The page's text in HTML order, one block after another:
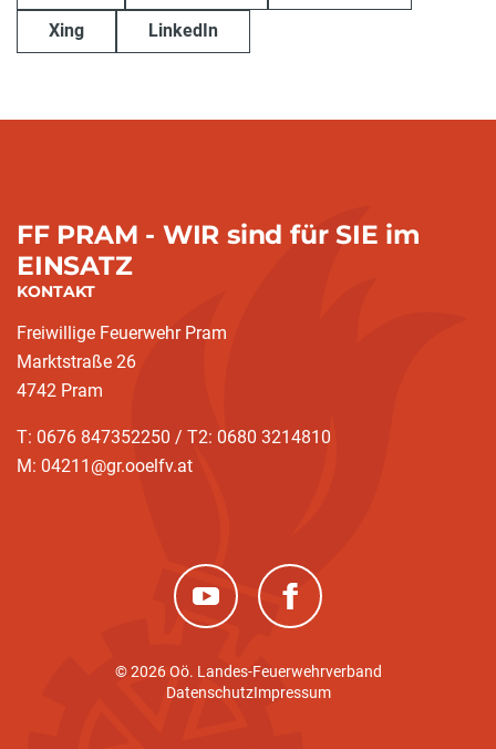
Xing LinkedIn
FF PRAM - WIR sind für SIE im
EINSATZ
KONTAKT
Freiwillige Feuerwehr Pram
Marktstraße 26
4742 Pram
T: 0676 847352250 / T2: 0680 3214810
M: 04211@gr.ooelfv.at
(neues Fenster)(neues Fenster)
© 2026 Oö. Landes-Feuerwehrverband
DatenschutzImpressum